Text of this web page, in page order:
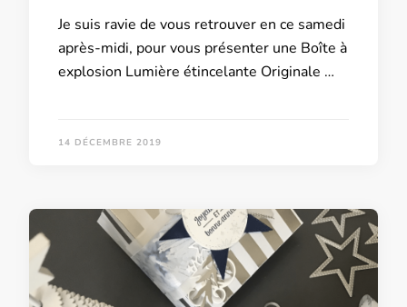
Je suis ravie de vous retrouver en ce samedi
après-midi, pour vous présenter une Boîte à
explosion Lumière étincelante Originale …
14 DÉCEMBRE 2019